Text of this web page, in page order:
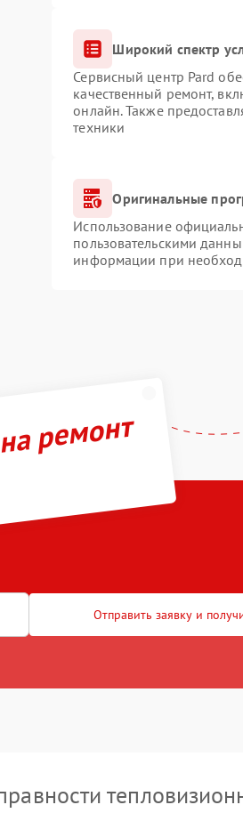
Широкий спектр
Сервисный центр Pard
качественный ремонт,
онлайн. Также
техники
Оригинальные
Использование
пользовательскими
информации при
ремонт
Отправить заявку и